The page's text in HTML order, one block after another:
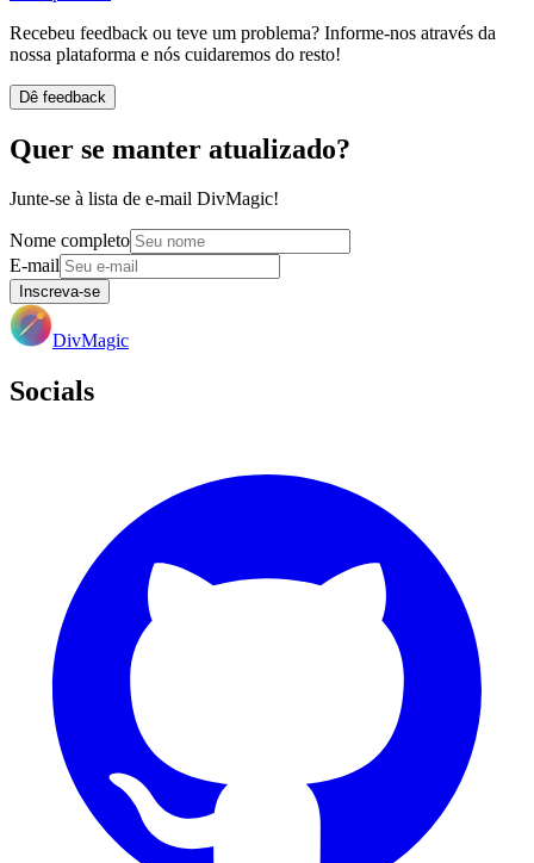
Recebeu feedback ou teve um problema? Informe-nos através da
nossa plataforma e nós cuidaremos do resto!
Dê feedback
Quer se manter atualizado?
Junte-se à lista de e-mail DivMagic!
Nome completo
E-mail
Inscreva-se
DivMagic
Socials